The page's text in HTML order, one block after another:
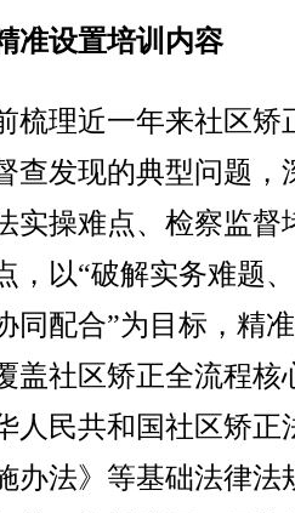
准设置培训内容
理近一年来社区矫
查发现的典型问题，
实操难点、检察监督
，以“破解实务难题
同配合”为目标，精
盖社区矫正全流程核
人民共和国社区矫正
办法》等基础法律法